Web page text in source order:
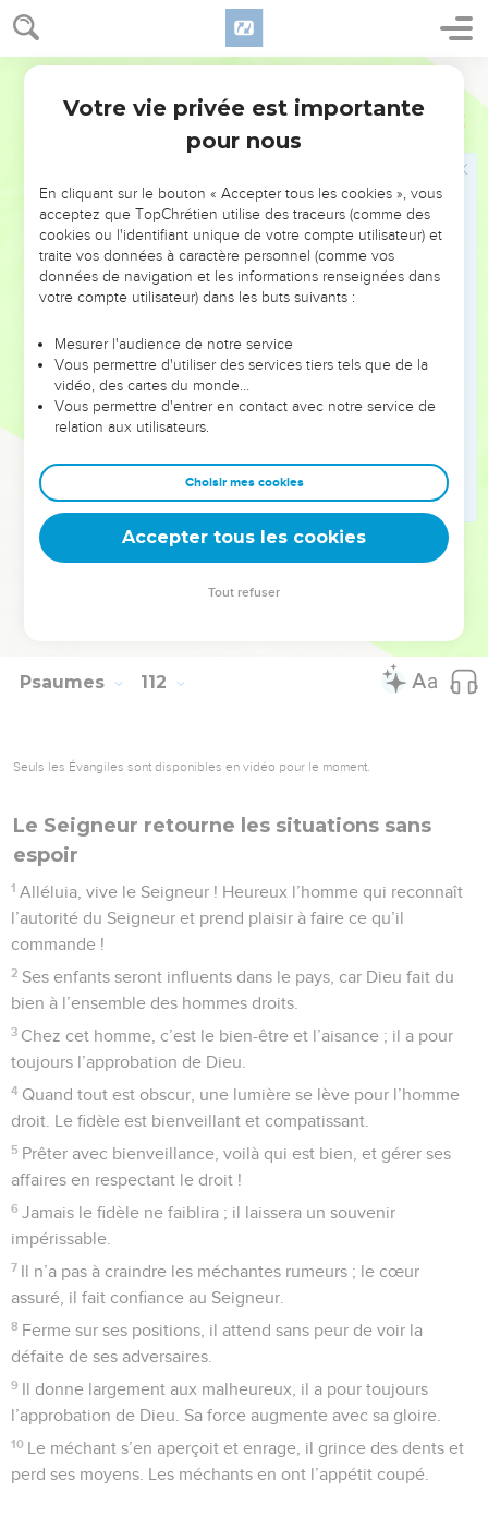
Psaumes 111
apprécient en font tous l’expérience.
Splendeur et majesté distinguent ses actes. Il est pour
toujours fidèle à lui-même.
Il veut que l’on commémore ses merveilles. Le Seigneur
est bienveillant et compatissant,
de sa promesse.
A son peuple, il a montré sa force en action quand il lui
donna le pays d’autres peuples.
Fidélité et droit marquent tout ce qu’il fait. Toutes ses
exigences sont dignes de confiance,
établies pour toujours. Fidélité et droiture en sont les
marques.
Il a envoyé la délivrance à son peuple, qu’il a lié à lui par
une promesse éternelle. Il est le vrai Dieu, unique et
Reconnaître l’autorité du Seigneur est l’a b c de la
sagesse. Tous ceux qui la pratiquent montrent leur bon sens.
La gloire du Seigneur subsiste pour toujours.
© Société biblique française – Bibli’O, 1997, avec autorisation. Pour vous procurer
Psaumes 112
Seuls les Évangiles sont disponibles en vidéo pour le moment.
Le Seigneur retourne les situations sans
espoir
1 Alléluia, vive le Seigneur ! Heureux l’homme qui reconnaît
l’autorité du Seigneur et prend plaisir à faire ce qu’il
commande !
2 Ses enfants seront influents dans le pays, car Dieu fait du
bien à l’ensemble des hommes droits.
3 Chez cet homme, c’est le bien-être et l’aisance ; il a pour
toujours l’approbation de Dieu.
4 Quand tout est obscur, une lumière se lève pour l’homme
droit. Le fidèle est bienveillant et compatissant.
5 Prêter avec bienveillance, voilà qui est bien, et gérer ses
affaires en respectant le droit !
6 Jamais le fidèle ne faiblira ; il laissera un souvenir
impérissable.
7 Il n’a pas à craindre les méchantes rumeurs ; le cœur
assuré, il fait confiance au Seigneur.
8 Ferme sur ses positions, il attend sans peur de voir la
défaite de ses adversaires.
9 Il donne largement aux malheureux, il a pour toujours
l’approbation de Dieu. Sa force augmente avec sa gloire.
10 Le méchant s’en aperçoit et enrage, il grince des dents et
perd ses moyens. Les méchants en ont l’appétit coupé.
Votre vie privée est importante
pour nous
En cliquant sur le bouton « Accepter tous les cookies », vous
acceptez que TopChrétien utilise des traceurs (comme des
cookies ou l'identifiant unique de votre compte utilisateur) et
traite vos données à caractère personnel (comme vos
données de navigation et les informations renseignées dans
votre compte utilisateur) dans les buts suivants :
Mesurer l'audience de notre service
Vous permettre d'utiliser des services tiers tels que de la
vidéo, des cartes du monde…
Vous permettre d'entrer en contact avec notre service de
relation aux utilisateurs.
Choisir mes cookies
Accepter tous les cookies
Tout refuser